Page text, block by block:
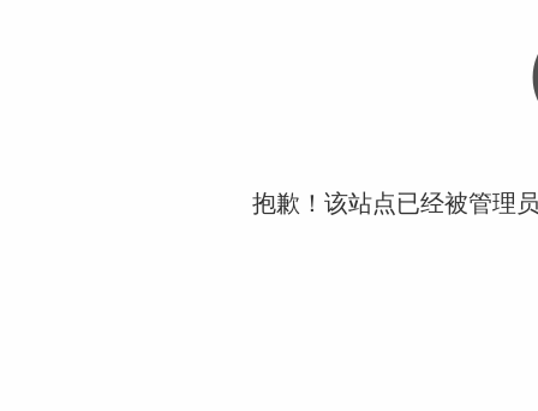
抱歉！该站点已经被管理